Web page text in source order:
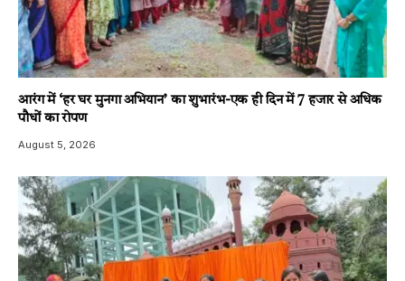
आरंग में ‘हर घर मुनगा अभियान’ का शुभारंभ-एक ही दिन में 7 हजार से अधिक
पौधों का रोपण
August 5, 2026